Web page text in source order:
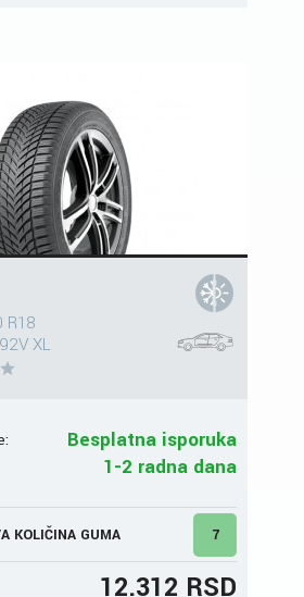
R18
XL
Besplatna isporuka
1-2 radna dana
KOLIČINA GUMA 7
12.312 RSD